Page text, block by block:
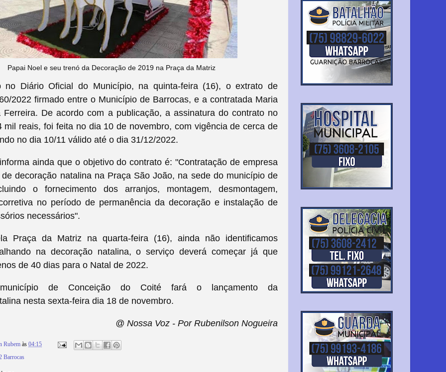
Papai Noel e seu trenó da Decoração de 2019 na Praça da Matriz
no Diário Oficial do Município, na quinta-feira (16), o extrato de
2022 firmado entre o Município de Barrocas, e a contratada Maria
Ferreira. De acordo com a publicação, a assinatura do contrato no
mil reais, foi feita no dia 10 de novembro, com vigência de cerca de
no dia 10/11 válido até o dia 31/12/2022.
ainda que o objetivo do contrato é: "Contratação de empresa
decoração natalina na Praça São João, na sede do município de
o fornecimento dos arranjos, montagem, desmontagem,
no período de permanência da decoração e instalação de
necessários".
Praça da Matriz na quarta-feira (16), ainda não identificamos
na decoração natalina, o serviço deverá começar já que
de 40 dias para o Natal de 2022.
de Conceição do Coité fará o lançamento da
nesta sexta-feira dia 18 de novembro.
@ Nossa Voz - Por Rubenilson Nogueira
Rubem às 04:15
Barrocas